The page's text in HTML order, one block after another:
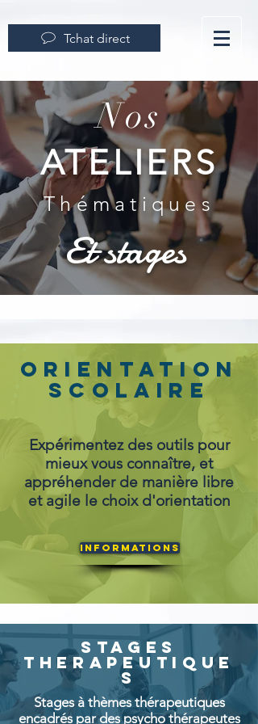
Tchat direct
Nos
ATELIERS
Thématiques
Et stages
ORIENTATION
SCOLAIRE
Expérimentez des outils pour
mieux vous connaître, et
appréhender de manière libre
et agile le choix d'orientation
Informations
STAGES
THERAPEUTIQUE
S
Stages à thèmes thérapeutiques
encadrés par des psycho thérapeutes